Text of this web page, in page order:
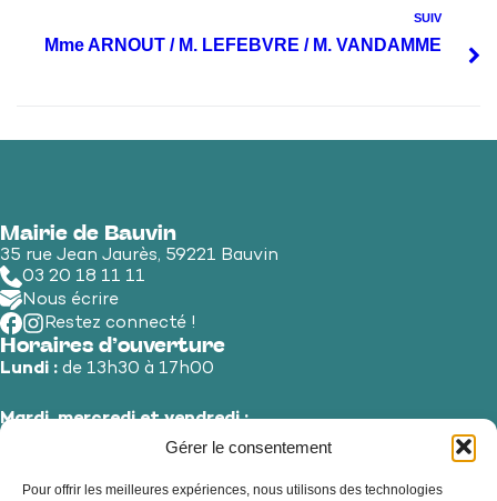
Gérer le consentement
Pour offrir les meilleures expériences, nous utilisons des technologies
SUIV
Mme ARNOUT / M. LEFEBVRE / M. VANDAMME
Mairie de Bauvin
35 rue Jean Jaurès, 59221 Bauvin
03 20 18 11 11
Nous écrire
Restez connecté !
Horaires d’ouverture
Lundi : de 13h30 à 17h00
Mardi, mercredi et vendredi :
de 8h30 à 12h00 et de 13h30 à 17h00
Jeudi et samedi :de 8h30 à 12h00